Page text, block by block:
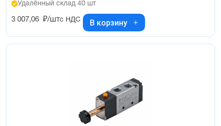
Удалённый склад 40 шт
3 007,06 ₽/штс НДС В корзину